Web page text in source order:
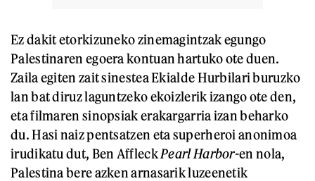
Ez dakit etorkizuneko zinemagintzak egungo
Palestinaren egoera kontuan hartuko ote duen.
Zaila egiten zait sinestea Ekialde Hurbilari buruzko
lan bat diruz laguntzeko ekoizlerik izango ote den,
eta filmaren sinopsiak erakargarria izan beharko
du. Hasi naiz pentsatzen eta superheroi anonimoa
irudikatu dut, Ben AffleckPearl Harbor-en nola,
Palestina bere azken arnasarik luzeenetik